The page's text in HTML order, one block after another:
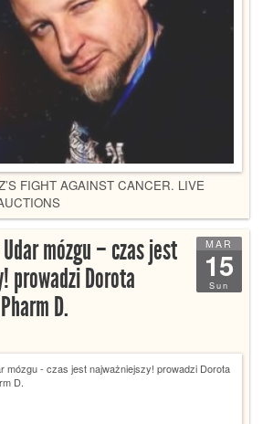
FIGHT AGAINST CANCER. LIVE
MAR
15
Sun
mózgu – czas jest
prowadzi Dorota
D.